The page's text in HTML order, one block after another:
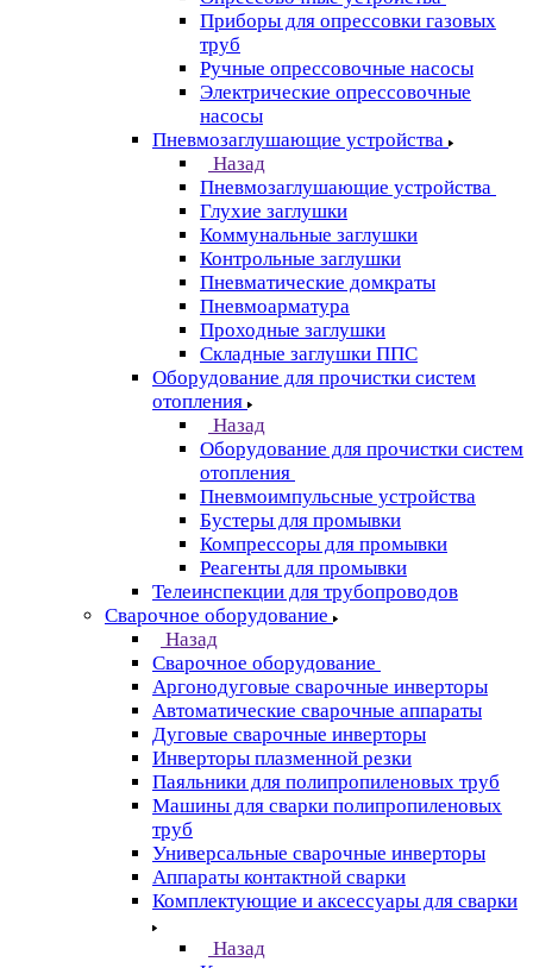
Приборы для опрессовки газовых
труб
Ручные опрессовочные насосы
Электрические опрессовочные
насосы
Пневмозаглушающие устройства
Назад
Пневмозаглушающие устройства
Глухие заглушки
Коммунальные заглушки
Контрольные заглушки
Пневматические домкраты
Пневмоарматура
Проходные заглушки
Складные заглушки ППС
Оборудование для прочистки систем
отопления
Назад
Оборудование для прочистки систем
отопления
Пневмоимпульсные устройства
Бустеры для промывки
Компрессоры для промывки
Реагенты для промывки
Телеинспекции для трубопроводов
Сварочное оборудование
Назад
Сварочное оборудование
Аргонодуговые сварочные инверторы
Автоматические сварочные аппараты
Дуговые сварочные инверторы
Инверторы плазменной резки
Паяльники для полипропиленовых труб
Машины для сварки полипропиленовых
труб
Универсальные сварочные инверторы
Аппараты контактной сварки
Комплектующие и аксессуары для сварки
Назад